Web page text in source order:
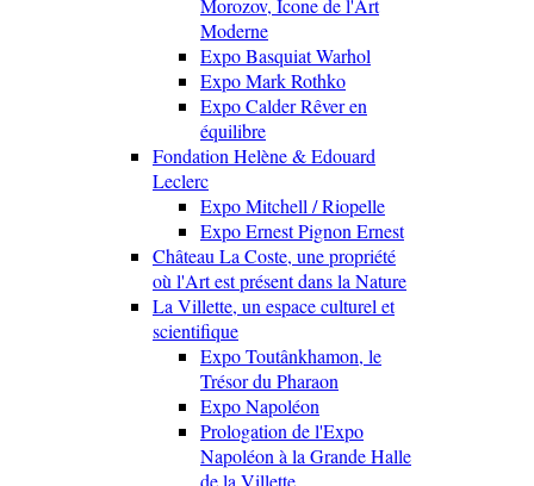
Morozov, Icone de l'Art
Moderne
Expo Basquiat Warhol
Expo Mark Rothko
Expo Calder Rêver en
équilibre
Fondation Helène & Edouard
Leclerc
Expo Mitchell / Riopelle
Expo Ernest Pignon Ernest
Château La Coste, une propriété
où l'Art est présent dans la Nature
La Villette, un espace culturel et
scientifique
Expo Toutânkhamon, le
Trésor du Pharaon
Expo Napoléon
Prologation de l'Expo
Napoléon à la Grande Halle